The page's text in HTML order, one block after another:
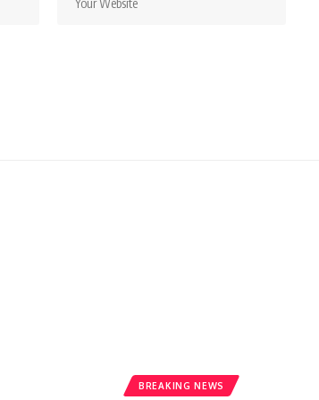
BREAKING NEWS